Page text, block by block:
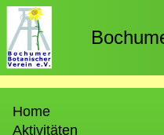
Direkt
zum
Inhalt
Home
Aktivitäten